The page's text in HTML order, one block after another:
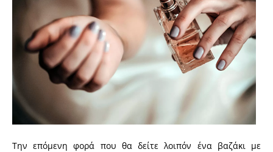
Την επόμενη φορά που θα δείτε λοιπόν ένα βαζάκι με